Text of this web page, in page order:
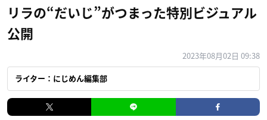
リラの“だいじ”がつまった特別ビジュアル
公開
2023年08月02日 09:38
ライター：にじめん編集部